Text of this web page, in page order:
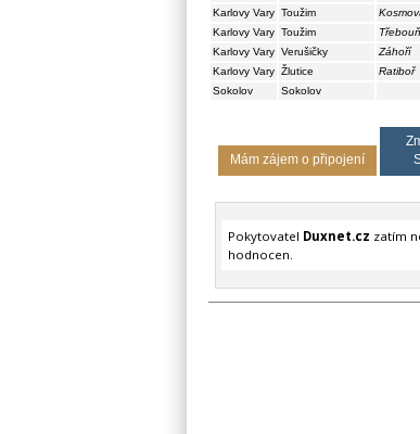
Karlovy Vary Toužim
Karlovy Vary Toužim Třebouň
Karlovy Vary Verušičky Záhoří
Karlovy Vary Žlutice Ratiboř
Sokolov
Sokolov
Mám zájem o připojení
Pokytovatel Duxnet.cz zatím
hodnocen.